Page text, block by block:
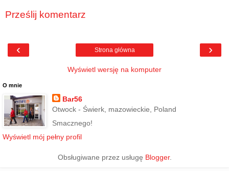
Prześlij komentarz
‹ ›
Strona główna
Wyświetl wersję na komputer
O mnie
Bar56
Otwock - Świerk, mazowieckie, Poland
Smacznego!
Wyświetl mój pełny profil
Obsługiwane przez usługę Blogger.